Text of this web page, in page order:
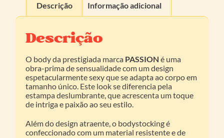
Descrição Informação adicional
Descrição
O body da prestigiada marca PASSION é uma
obra-prima de sensualidade com um design
espetacularmente sexy que se adapta ao corpo em
tamanho único. Este look se diferencia pela
estampa deslumbrante, que acrescenta um toque
de intriga e paixão ao seu estilo.
Além do design atraente, o bodystocking é
confeccionado com um material resistente e de